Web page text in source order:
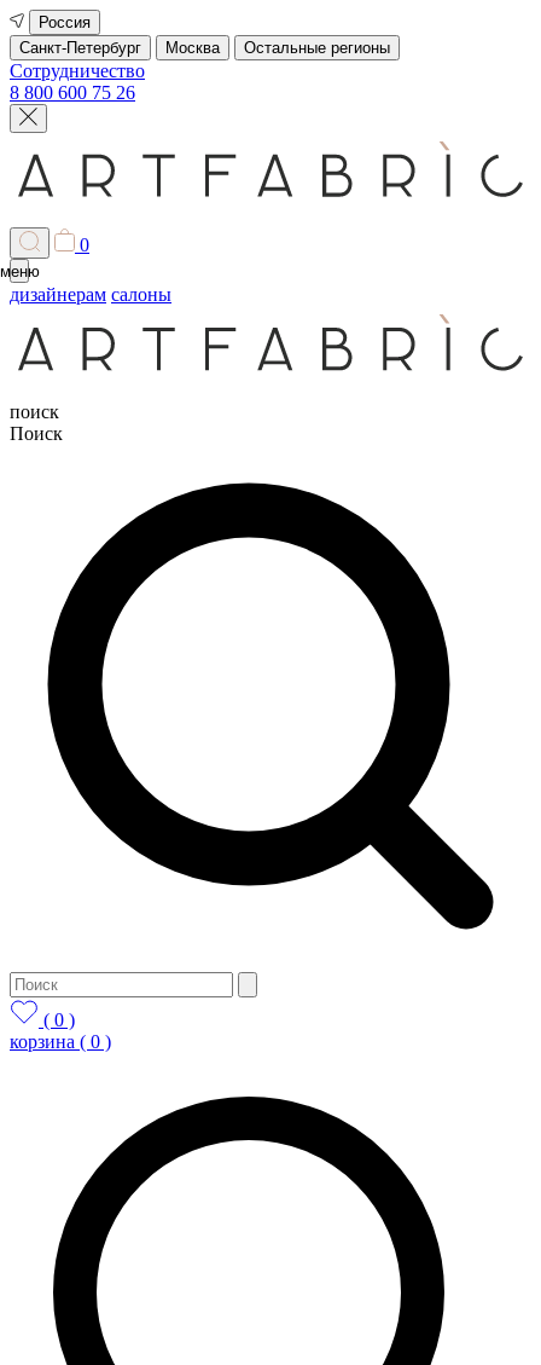
Россия
Санкт-Петербург
Москва Остальные регионы
Сотрудничество
8 800 600 75 26
0
меню
дизайнерам салоны
поиск
Поиск
( 0 )
корзина ( 0 )